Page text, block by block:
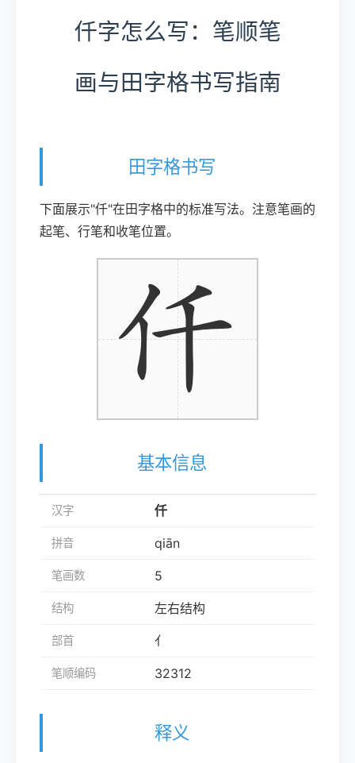
仟字怎么写：笔顺笔
画与田字格书写指南
田字格书写
下面展示"仟"在田字格中的标准写法。注意笔画的
起笔、行笔和收笔位置。
基本信息
汉字 仟
拼音 qiān
笔画数 5
结构 左右结构
部首 亻
笔顺编码 32312
释义